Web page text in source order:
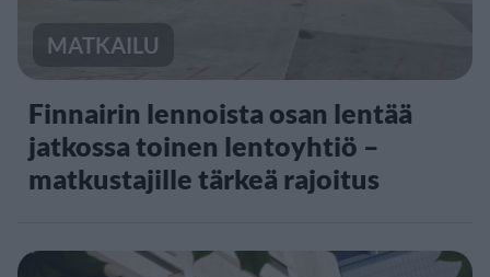
MATKAILU
Finnairin lennoista osan lentää
jatkossa toinen lentoyhtiö –
matkustajille tärkeä rajoitus